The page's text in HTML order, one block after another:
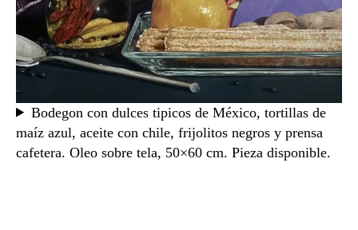
Bodegon con dulces tipicos de México, tortillas de
maíz azul, aceite con chile, frijolitos negros y prensa
cafetera. Oleo sobre tela, 50×60 cm. Pieza disponible.